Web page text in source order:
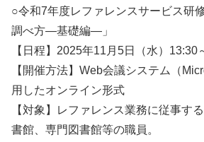
○令和7年度レファレンスサービス研
調べ方―基礎編―」
【日程】2025年11月5日（水）13:30
【開催方法】Web会議システム（
用したオンライン形式
【対象】レファレンス業務に従事す
書館、専門図書館等の職員。